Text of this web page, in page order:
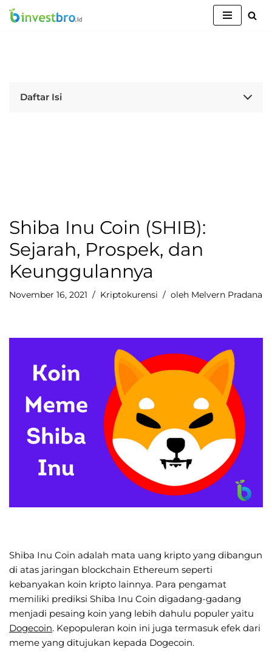
Daftar Isi
Shiba Inu Coin (SHIB):
Sejarah, Prospek, dan
Keunggulannya
November 16, 2021 Kriptokurensi oleh Melvern Pradana
Shiba Inu Coin adalah mata uang kripto yang dibangun
di atas jaringan blockchain Ethereum seperti
kebanyakan koin kripto lainnya. Para pengamat
memiliki prediksi Shiba Inu Coin digadang-gadang
menjadi pesaing koin yang lebih dahulu populer yaitu
Dogecoin. Kepopuleran koin ini juga termasuk efek dari
meme yang ditujukan kepada Dogecoin.